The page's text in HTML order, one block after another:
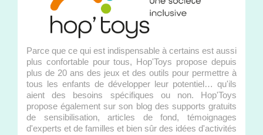
Parce que ce qui est indispensable à certains est aussi
plus confortable pour tous, Hop'Toys propose depuis
plus de 20 ans des jeux et des outils pour permettre à
tous les enfants de développer leur potentiel… qu'ils
aient des besoins spécifiques ou non. Hop'Toys
propose également sur son blog des supports gratuits
de sensibilisation, articles de fond, témoignages
d'experts et de familles et bien sûr des idées d'activités